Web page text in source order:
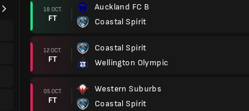
18 OCT.
FT
Auckland FC B
Coastal Spirit
12 OCT.
FT
Coastal Spirit
Wellington Olympic
05 OCT.
FT
Western Suburbs
Coastal Spirit